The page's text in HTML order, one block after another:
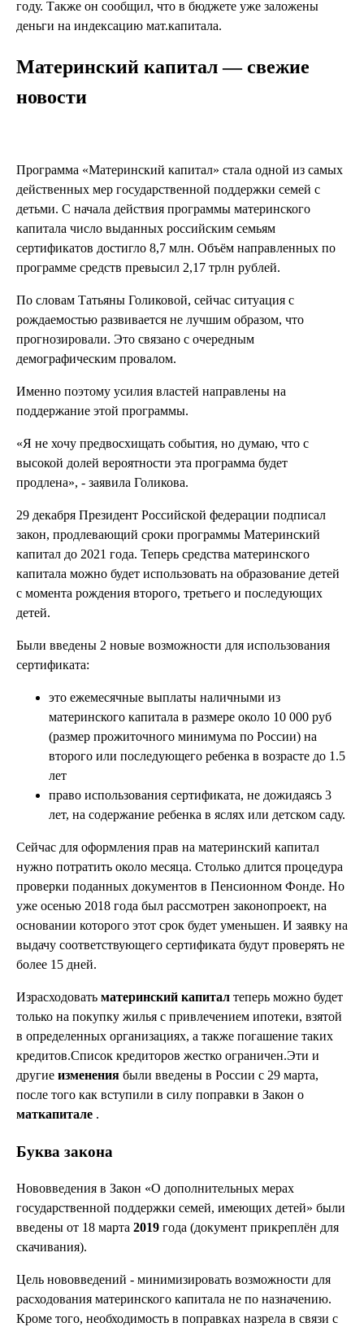
году. Также он сообщил, что в бюджете уже заложены
деньги на индексацию мат.капитала.
Материнский капитал — свежие
новости
Программа «Материнский капитал» стала одной из самых
действенных мер государственной поддержки семей с
детьми. С начала действия программы материнского
капитала число выданных российским семьям
сертификатов достигло 8,7 млн. Объём направленных по
программе средств превысил 2,17 трлн рублей.
По словам Татьяны Голиковой, сейчас ситуация с
рождаемостью развивается не лучшим образом, что
прогнозировали. Это связано с очередным
демографическим провалом.
Именно поэтому усилия властей направлены на
поддержание этой программы.
«Я не хочу предвосхищать события, но думаю, что с
высокой долей вероятности эта программа будет
продлена», - заявила Голикова.
29 декабря Президент Российской федерации подписал
закон, продлевающий сроки программы Материнский
капитал до 2021 года. Теперь средства материнского
капитала можно будет использовать на образование детей
с момента рождения второго, третьего и последующих
детей.
Были введены 2 новые возможности для использования
сертификата:
это ежемесячные выплаты наличными из
материнского капитала в размере около 10 000 руб
(размер прожиточного минимума по России) на
второго или последующего ребенка в возрасте до 1.5
лет
право использования сертификата, не дожидаясь 3
лет, на содержание ребенка в яслях или детском саду.
Сейчас для оформления прав на материнский капитал
нужно потратить около месяца. Столько длится процедура
проверки поданных документов в Пенсионном Фонде. Но
уже осенью 2018 года был рассмотрен законопроект, на
основании которого этот срок будет уменьшен. И заявку на
выдачу соответствующего сертификата будут проверять не
более 15 дней.
Израсходовать материнский капитал теперь можно будет
только на покупку жилья с привлечением ипотеки, взятой
в определенных организациях, а также погашение таких
кредитов.Список кредиторов жестко ограничен.Эти и
другие изменения были введены в России с 29 марта,
после того как вступили в силу поправки в Закон о
маткапитале .
Буква закона
Нововведения в Закон «О дополнительных мерах
государственной поддержки семей, имеющих детей» были
введены от 18 марта 2019 года (документ прикреплён для
скачивания).
Цель нововведений - минимизировать возможности для
расходования материнского капитала не по назначению.
Кроме того, необходимость в поправках назрела в связи с